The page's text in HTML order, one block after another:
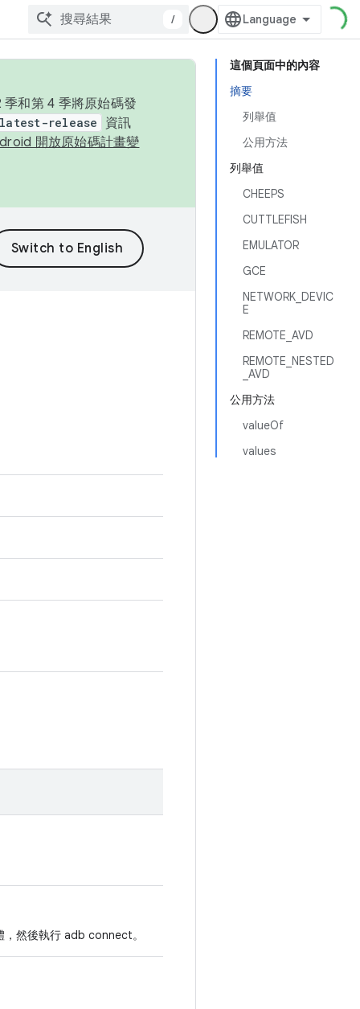
/
這個頁面中的內容
摘要
列舉值
公用方法
列舉值
CHEEPS
CUTTLEFISH
EMULATOR
GCE
NETWORK_DEVIC
E
REMOTE_AVD
REMOTE_NESTED
_AVD
公用方法
valueOf
values
和第 4 季將原始碼發
release
資訊
開放原始碼計畫變
，然後執行 adb connect。